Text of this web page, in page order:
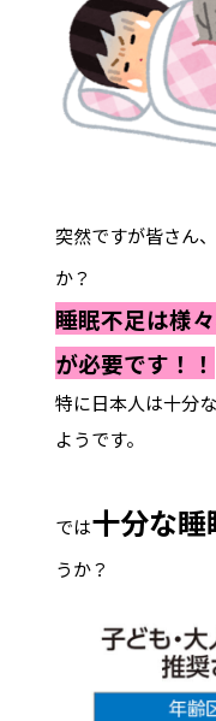
突然ですが皆さん
か？
睡眠不足は様
が必要です！！
特に日本人は十分
ようです。
では十分な睡
うか？